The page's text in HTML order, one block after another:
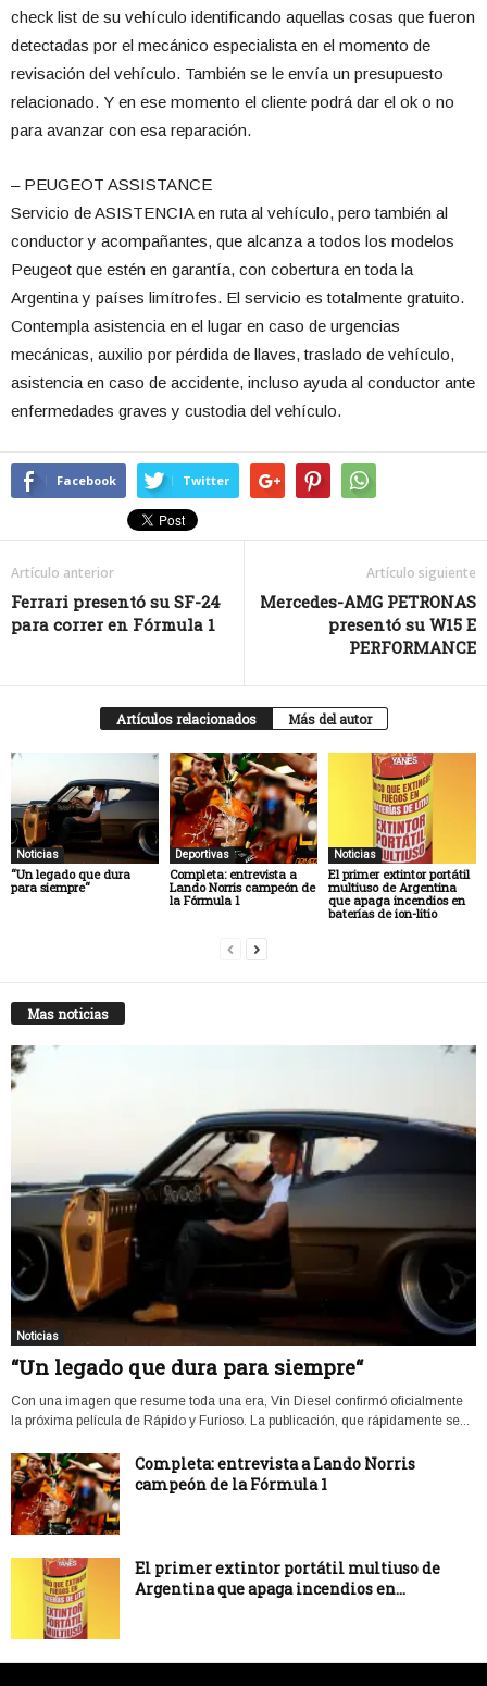
check list de su vehículo identificando aquellas cosas que fueron
detectadas por el mecánico especialista en el momento de
revisación del vehículo. También se le envía un presupuesto
relacionado. Y en ese momento el cliente podrá dar el ok o no
para avanzar con esa reparación.
– PEUGEOT ASSISTANCE
Servicio de ASISTENCIA en ruta al vehículo, pero también al
conductor y acompañantes, que alcanza a todos los modelos
Peugeot que estén en garantía, con cobertura en toda la
Argentina y países limítrofes. El servicio es totalmente gratuito.
Contempla asistencia en el lugar en caso de urgencias
mecánicas, auxilio por pérdida de llaves, traslado de vehículo,
asistencia en caso de accidente, incluso ayuda al conductor ante
enfermedades graves y custodia del vehículo.
Facebook Twitter
Artículo anterior
Ferrari presentó su SF-24
para correr en Fórmula 1
Artículo siguiente
Mercedes-AMG PETRONAS
presentó su W15 E
PERFORMANCE
Artículos relacionados Más del autor
Noticias
“Un legado que dura
para siempre“
Deportivas
Completa: entrevista a
Lando Norris campeón de
la Fórmula 1
Noticias
El primer extintor portátil
multiuso de Argentina
que apaga incendios en
baterías de ion-litio
Mas noticias
Noticias
“Un legado que dura para siempre“
Con una imagen que resume toda una era, Vin Diesel confirmó oficialmente
la próxima película de Rápido y Furioso. La publicación, que rápidamente se...
Completa: entrevista a Lando Norris
campeón de la Fórmula 1
El primer extintor portátil multiuso de
Argentina que apaga incendios en...